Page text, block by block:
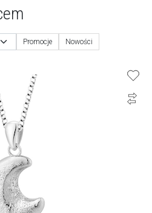
Promocje Nowości